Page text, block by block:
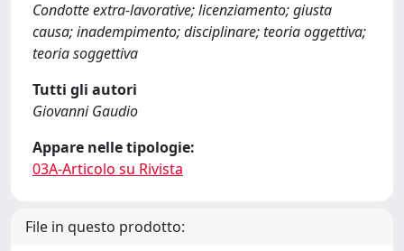
Condotte extra-lavorative; licenziamento; giusta
causa; inadempimento; disciplinare; teoria oggettiva;
teoria soggettiva
Tutti gli autori
Giovanni Gaudio
Appare nelle tipologie:
03A-Articolo su Rivista
File in questo prodotto: